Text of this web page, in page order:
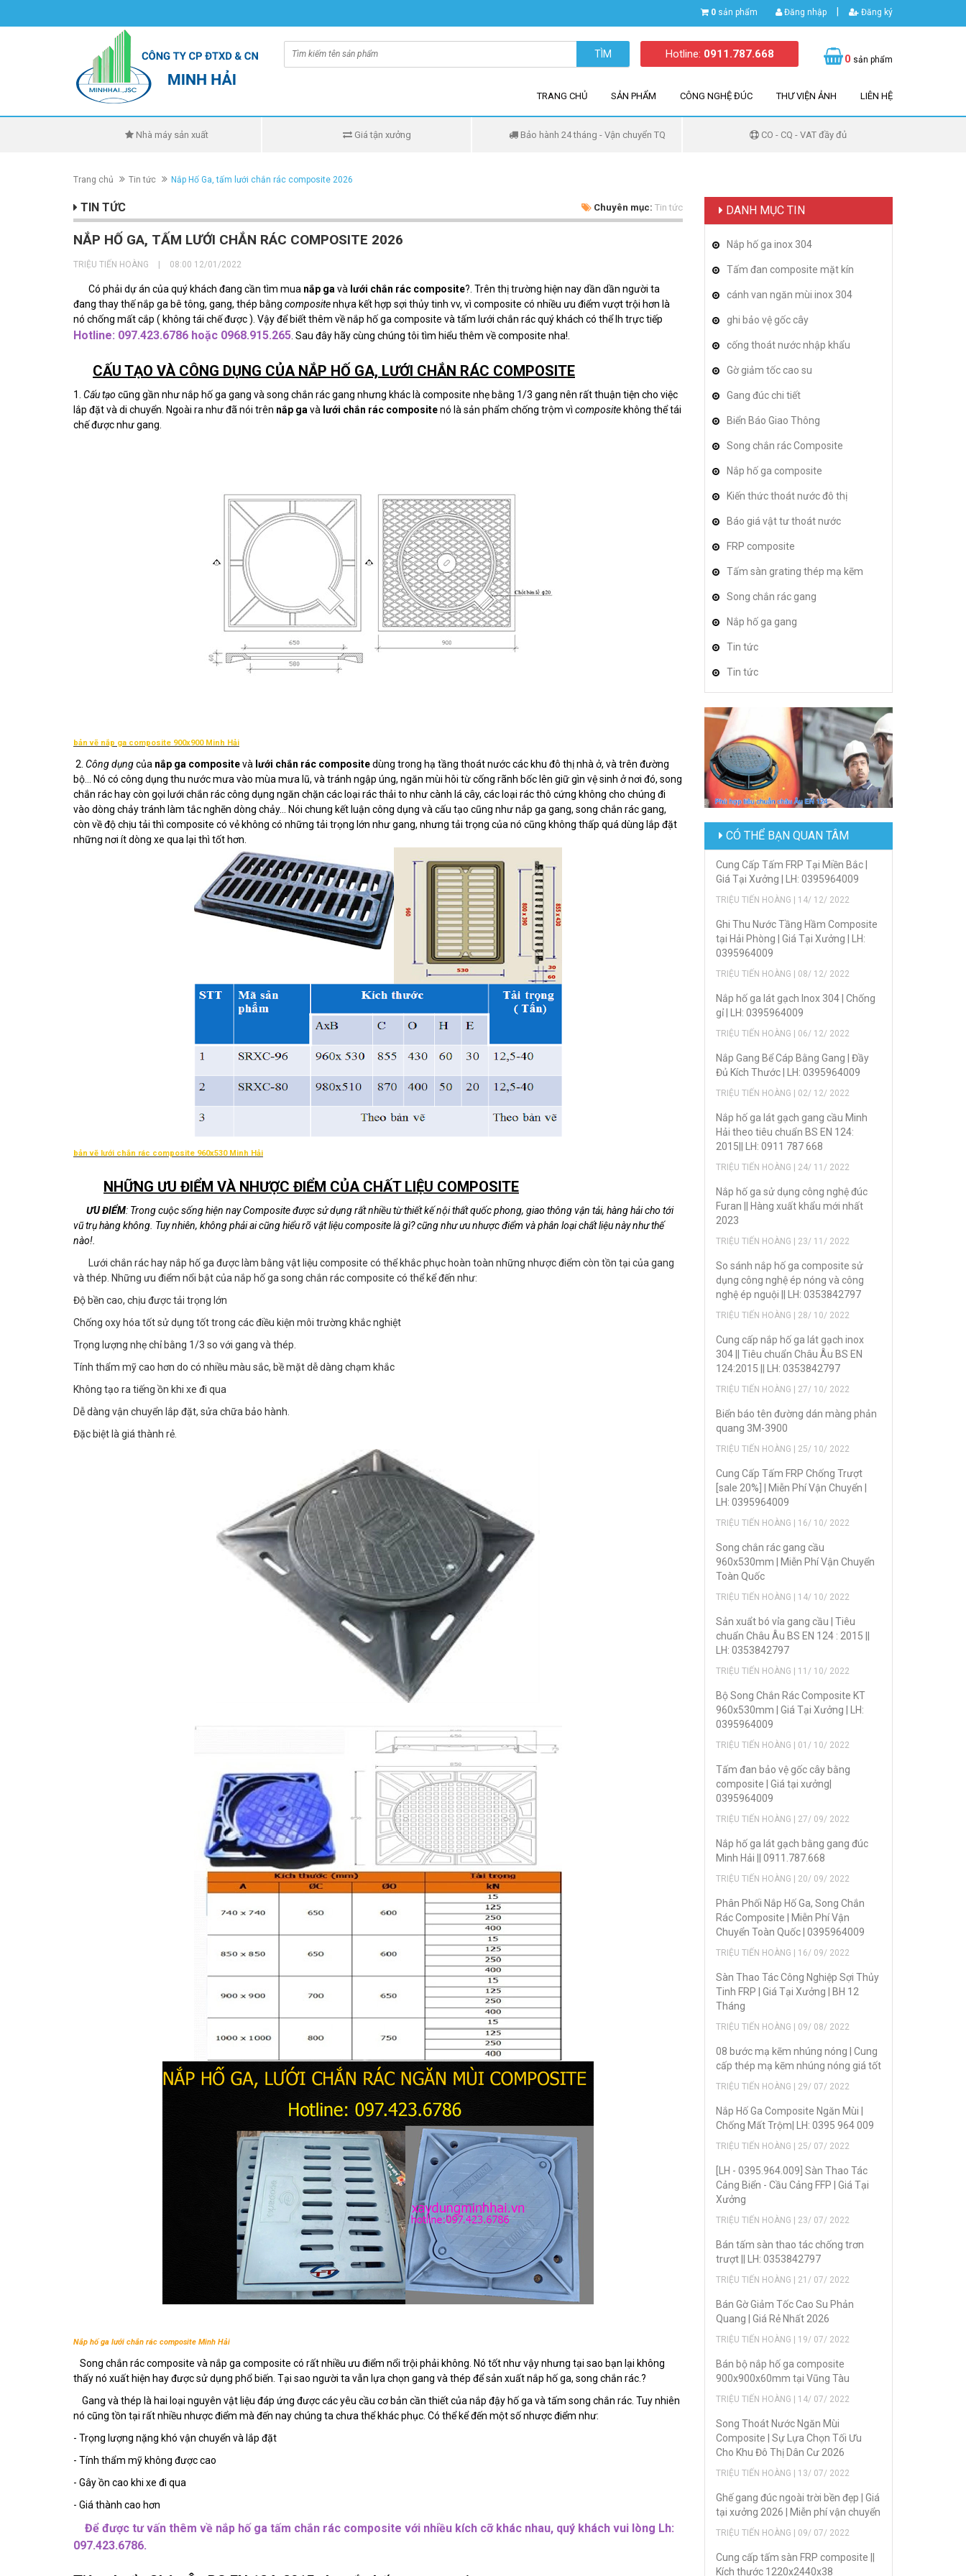
0 sản phẩm Đăng nhập Đăng ký
TÌM Hotline: 0911.787.668 0 sản phẩm
TRANG CHỦ SẢN PHẨM CÔNG NGHỆ ĐÚC THƯ VIỆN ẢNH LIÊN HỆ
Nhà máy sản xuất Giá tận xưởng Bảo hành 24 tháng - Vận chuyển TQ CO - CQ - VAT đầy đủ
Trang chủ Tin tức Nắp Hố Ga, tấm lưới chắn rác composite 2026
TIN TỨC Chuyên mục: Tin tức
NẮP HỐ GA, TẤM LƯỚI CHẮN RÁC COMPOSITE 2026
TRIỆU TIẾN HOÀNG 08:00 12/01/2022
Có phải dự án của quý khách đang cần tìm mua nắp ga và lưới chắn rác composite?. Trên thị trường hiện nay dần dần người ta
đang thay thế nắp ga bê tông, gang, thép bằng compositenhựa kết hợp sợi thủy tinh vv, vì composite có nhiều ưu điểm vượt trội hơn là
nó chống mất cắp ( không tái chế được ). Vậy để biết thêm về nắp hố ga composite và tấm lưới chắn rác quý khách có thể lh trực tiếp
Hotline: 097.423.6786 hoặc 0968.915.265 . Sau đây hãy cùng chúng tôi tìm hiểu thêm về composite nha!.
CẤU TẠO VÀ CÔNG DỤNG CỦA NẮP HỐ GA, LƯỚI CHẮN RÁC COMPOSITE
1. Cấu tạo cũng gần như nắp hố ga gang và song chắn rác gang nhưng khác là composite nhẹ bằng 1/3 gang nên rất thuận tiện cho việc
lắp đặt và di chuyển. Ngoài ra như đã nói trên nắp ga và lưới chắn rác compositenó là sản phẩm chống trộm vì composite không thể tái
chế được như gang.
bản vẽ nắp ga composite 900x900 Minh Hải
2. Công dụngcủa nắp ga compositevà lưới chắn rác compositedùng trong hạ tầng thoát nước các khu đô thị nhà ở, và trên đường
bộ... Nó có công dụng thu nước mưa vào mùa mưa lũ, và tránh ngập úng, ngăn mùi hôi từ cống rãnh bốc lên giữ gìn vệ sinh ở nơi đó, song
chắn rác hay còn gọi lưới chắn rác công dụng ngăn chặn các loại rác thải to như cành lá cây, các loại rác thô cứng không cho chúng đi
vào dòng chảy tránh làm tắc nghẽn dòng chảy... Nói chung kết luận công dụng và cấu tạo cũng như nắp ga gang, song chắn rác gang,
còn về độ chịu tải thì composite có vẻ không có những tải trọng lớn như gang, nhưng tải trọng của nó cũng không thấp quá dùng lắp đặt
những nơi ít dòng xe qua lại thì tốt hơn.
bản vẽ lưới chắn rác composite 960x530 Minh Hải
NHỮNG ƯU ĐIỂM VÀ NHƯỢC ĐIỂM CỦA CHẤT LIỆU COMPOSITE
ƯU ĐIỂM: Trong cuộc sống hiện nay Composite được sử dụng rất nhiều từ thiết kế nội thất quốc phong, giao thông vận tải, hàng hải cho tới
vũ trụ hàng không. Tuy nhiên, không phải ai cũng hiểu rõ vật liệu composite là gì? cũng như ưu nhược điểm và phân loại chất liệu này như thế
nào!.
Lưới chắn rác hay nắp hố ga được làm bằng vật liệu composite có thể khắc phục hoàn toàn những nhược điểm còn tồn tại của gang
và thép. Những ưu điểm nổi bật của nắp hố ga song chắn rác composite có thể kể đến như:
Độ bền cao, chịu được tải trọng lớn
Chống oxy hóa tốt sử dụng tốt trong các điều kiện môi trường khắc nghiệt
Trọng lượng nhẹ chỉ bằng 1/3 so với gang và thép.
Tính thẩm mỹ cao hơn do có nhiều màu sắc, bề mặt dễ dàng chạm khắc
Không tạo ra tiếng ồn khi xe đi qua
Dễ dàng vận chuyển lắp đặt, sửa chữa bảo hành.
Đặc biệt là giá thành rẻ.
Nắp hố ga lưới chắn rác composite Minh Hải
Song chắn rác composite và nắp ga composite có rất nhiều ưu điểm nổi trội phải không. Nó tốt như vậy nhưng tại sao bạn lại không
thấy nó xuất hiện hay được sử dụng phổ biến. Tại sao người ta vẫn lựa chọn gang và thép để sản xuất nắp hố ga, song chắn rác.?
Gang và thép là hai loại nguyên vật liệu đáp ứng được các yêu cầu cơ bản cần thiết của nắp đậy hố ga và tấm song chắn rác. Tuy nhiên
nó cũng tồn tại rất nhiều nhược điểm mà đến nay chúng ta chưa thể khác phục. Có thể kể đến một số nhược điểm như:
- Trọng lượng nặng khó vận chuyển và lắp đặt
- Tính thẩm mỹ không được cao
- Gây ồn cao khi xe đi qua
- Giá thành cao hơn
Để được tư vấn thêm về nắp hố ga tấm chắn rác composite với nhiều kích cỡ khác nhau, quý khách vui lòng Lh:
097.423.6786.
DANH MỤC TIN
Nắp hố ga inox 304
Tấm đan composite mặt kín
cánh van ngăn mùi inox 304
ghi bảo vệ gốc cây
cống thoát nước nhập khẩu
Gờ giảm tốc cao su
Gang đúc chi tiết
Biển Báo Giao Thông
Song chắn rác Composite
Nắp hố ga composite
Kiến thức thoát nước đô thị
Báo giá vật tư thoát nước
FRP composite
Tấm sàn grating thép mạ kẽm
Song chắn rác gang
Nắp hố ga gang
Tin tức
Tin tức
CÓ THỂ BẠN QUAN TÂM
Cung Cấp Tấm FRP Tại Miền Bắc |
Giá Tại Xưởng | LH: 0395964009
TRIỆU TIẾN HOÀNG | 14/ 12/ 2022
Ghi Thu Nước Tầng Hầm Composite
tại Hải Phòng | Giá Tại Xưởng | LH:
0395964009
TRIỆU TIẾN HOÀNG | 08/ 12/ 2022
Nắp hố ga lát gạch Inox 304 | Chống
gỉ | LH: 0395964009
TRIỆU TIẾN HOÀNG | 06/ 12/ 2022
Nắp Gang Bể Cáp Bằng Gang | Đầy
Đủ Kích Thước | LH: 0395964009
TRIỆU TIẾN HOÀNG | 02/ 12/ 2022
Nắp hố ga lát gạch gang cầu Minh
Hải theo tiêu chuẩn BS EN 124:
2015|| LH: 0911 787 668
TRIỆU TIẾN HOÀNG | 24/ 11/ 2022
Nắp hố ga sử dụng công nghệ đúc
Furan || Hàng xuất khẩu mới nhất
2023
TRIỆU TIẾN HOÀNG | 23/ 11/ 2022
So sánh nắp hố ga composite sử
dụng công nghệ ép nóng và công
nghệ ép nguội || LH: 0353842797
TRIỆU TIẾN HOÀNG | 28/ 10/ 2022
Cung cấp nắp hố ga lát gạch inox
304 || Tiêu chuẩn Châu Âu BS EN
124:2015 || LH: 0353842797
TRIỆU TIẾN HOÀNG | 27/ 10/ 2022
Biển báo tên đường dán màng phản
quang 3M-3900
TRIỆU TIẾN HOÀNG | 25/ 10/ 2022
Cung Cấp Tấm FRP Chống Trượt
[sale 20%] | Miễn Phí Vận Chuyển |
LH: 0395964009
TRIỆU TIẾN HOÀNG | 16/ 10/ 2022
Song chắn rác gang cầu
960x530mm | Miễn Phí Vận Chuyển
Toàn Quốc
TRIỆU TIẾN HOÀNG | 14/ 10/ 2022
Sản xuẩt bó vỉa gang cầu | Tiêu
chuẩn Châu Âu BS EN 124 : 2015 ||
LH: 0353842797
TRIỆU TIẾN HOÀNG | 11/ 10/ 2022
Bộ Song Chắn Rác Composite KT
960x530mm | Giá Tại Xưởng | LH:
0395964009
TRIỆU TIẾN HOÀNG | 01/ 10/ 2022
Tấm đan bảo vệ gốc cây bằng
composite | Giá tại xưởng|
0395964009
TRIỆU TIẾN HOÀNG | 27/ 09/ 2022
Nắp hố ga lát gạch bằng gang đúc
Minh Hải || 0911.787.668
TRIỆU TIẾN HOÀNG | 20/ 09/ 2022
Phân Phối Nắp Hố Ga, Song Chắn
Rác Composite | Miễn Phí Vận
Chuyển Toàn Quốc | 0395964009
TRIỆU TIẾN HOÀNG | 16/ 09/ 2022
Sàn Thao Tác Công Nghiệp Sợi Thủy
Tinh FRP | Giá Tại Xưởng | BH 12
Tháng
TRIỆU TIẾN HOÀNG | 09/ 08/ 2022
08 bước mạ kẽm nhúng nóng | Cung
cấp thép mạ kẽm nhúng nóng giá tốt
TRIỆU TIẾN HOÀNG | 29/ 07/ 2022
Nắp Hố Ga Composite Ngăn Mùi |
Chống Mất Trộm| LH: 0395 964 009
TRIỆU TIẾN HOÀNG | 25/ 07/ 2022
[LH - 0395.964.009] Sàn Thao Tác
Cảng Biển - Cầu Cảng FFP | Giá Tại
Xưởng
TRIỆU TIẾN HOÀNG | 23/ 07/ 2022
Bán tấm sàn thao tác chống trơn
trượt || LH: 0353842797
TRIỆU TIẾN HOÀNG | 21/ 07/ 2022
Bán Gờ Giảm Tốc Cao Su Phản
Quang | Giá Rẻ Nhất 2026
TRIỆU TIẾN HOÀNG | 19/ 07/ 2022
Bán bộ nắp hố ga composite
900x900x60mm tại Vũng Tàu
TRIỆU TIẾN HOÀNG | 14/ 07/ 2022
Song Thoát Nước Ngăn Mùi
Composite | Sự Lựa Chọn Tối Ưu
Cho Khu Đô Thị Dân Cư 2026
TRIỆU TIẾN HOÀNG | 13/ 07/ 2022
Ghế gang đúc ngoài trời bền đẹp | Giá
tại xưởng 2026 | Miễn phí vận chuyển
TRIỆU TIẾN HOÀNG | 09/ 07/ 2022
Cung cấp tấm sàn FRP composite ||
Kích thước 1220x2440x38